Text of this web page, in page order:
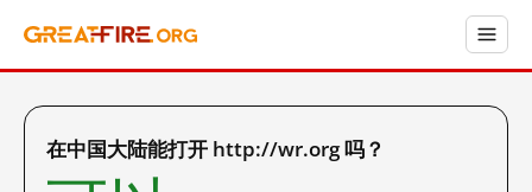
在中国大陆能打开 http://wr.org 吗？